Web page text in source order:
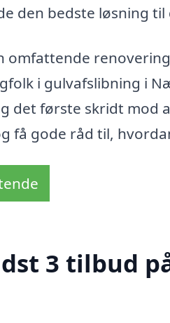
den bedste løsning
omfattende
i gulvafslibning i
det første skridt mod
få gode råd til,
3 tilbud